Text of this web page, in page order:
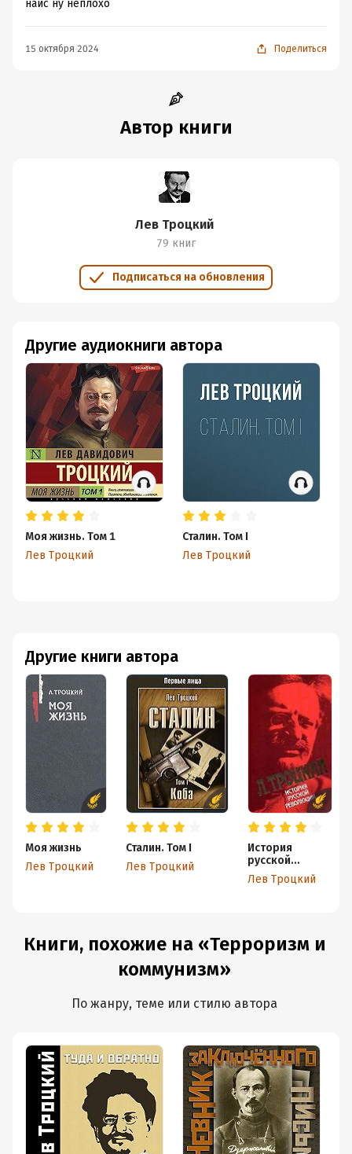
найс ну неплохо
15 октября 2024 Поделиться
Автор книги
Лев Троцкий
79 книг
Подписаться на обновления
Другие книги автора
Моя жизнь
Лев Троцкий
Сталин. Том I
Лев Троцкий
История
русской
революции.
Том I
Лев Троцкий
Другие аудиокниги автора
Моя жизнь. Том 1
Лев Троцкий
Сталин. Том I
Лев Троцкий
Книги, похожие на «Терроризм и
коммунизм»
По жанру, теме или стилю автора